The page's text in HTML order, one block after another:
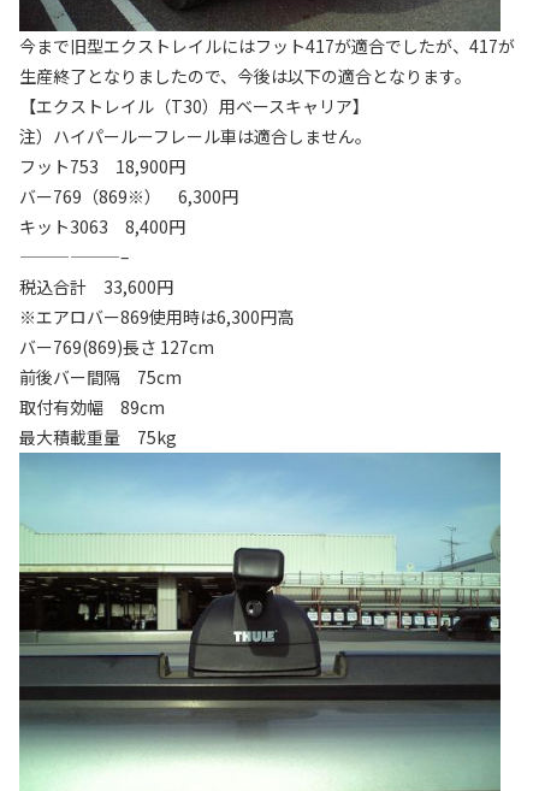
今まで旧型エクストレイルにはフット417が適合でしたが、417が
生産終了となりましたので、今後は以下の適合となります。
【エクストレイル（T30）用ベースキャリア】
注）ハイパールーフレール車は適合しません。
フット753 18,900円
バー769（869※） 6,300円
キット3063 8,400円
——————–
税込合計 33,600円
※エアロバー869使用時は6,300円高
バー769(869)長さ 127cm
前後バー間隔 75cm
取付有効幅 89cm
最大積載重量 75kg